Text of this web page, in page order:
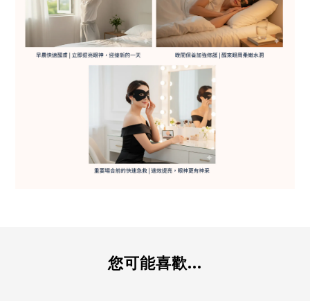
您可能喜歡...